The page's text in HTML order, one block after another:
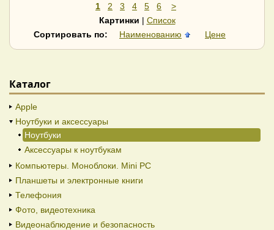
1 2 3 4 5 6
>
Картинки | Список
Сортировать по:
Наименованию Цене
Каталог
Apple
Ноутбуки и аксессуары
Ноутбуки
Аксессуары к ноутбукам
Компьютеры. Моноблоки. Mini PC
Планшеты и электронные книги
Телефония
Фото, видеотехника
Видеонаблюдение и безопасность